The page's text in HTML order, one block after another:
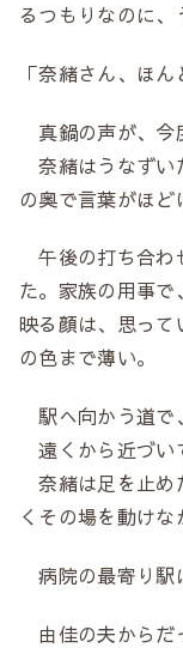
るつもりなのに、
「奈緒さん、ほ
真鍋の声が、今
奈緒はうなずい
の奥で言葉がほど
午後の打ち合わ
た。家族の用事
映る顔は、思っ
の色まで薄い。
駅へ向かう道で
遠くから近づい
奈緒は足を止め
くその場を動けな
病院の最寄り駅
由佳の夫からだ